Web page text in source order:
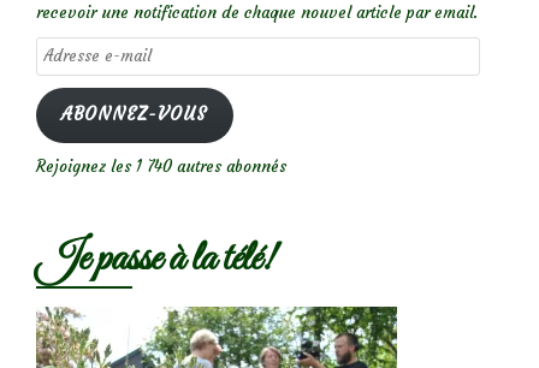
recevoir une notification de chaque nouvel article par email.
Adresse
e-
mail
ABONNEZ-VOUS
Rejoignez les 1 740 autres abonnés
Je passe à la télé!